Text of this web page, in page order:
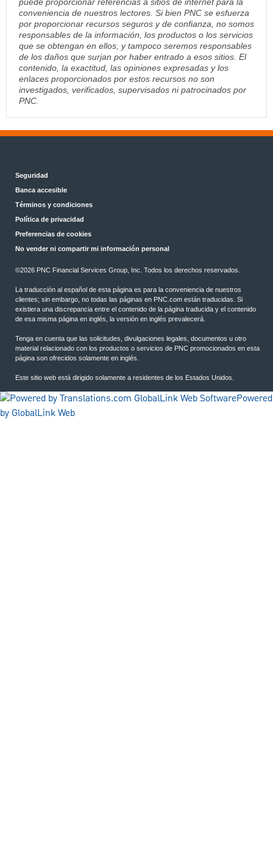
puede proporcionar referencias a sitios de internet para la
conveniencia de nuestros lectores. Si bien PNC se esfuerza
por proporcionar recursos seguros y de confianza, no somos
responsables de la información, los productos o los servicios
que se obtengan en ellos, y tampoco seremos responsables
de los daños que surjan por haber entrado a esos sitios. El
contenido, la exactitud, las opiniones expresadas y los
enlaces proporcionados por estos recursos no son
investigados, verificados, supervisados ni patrocinados por
PNC.
Seguridad
Banca accesible
Términos y condiciones
Política de privacidad
Preferencias de cookies
No vender ni compartir mi información personal
©2026 PNC Financial Services Group, Inc. Todos los derechos reservados.
La traducción al español de esta página es para la conveniencia de nuestros
clientes; sin embargo, no todas las páginas en PNC.com están traducidas. Si
existiera una discrepancia entre el contenido de la página traducida y el contenido
de esa misma página en inglés, la versión en inglés prevalecerá.
Tenga en cuenta que las solicitudes, divulgaciones legales, documentos u otro
material relacionado con los productos o servicios de PNC promocionados en esta
página son ofrecidos solamente en inglés.
Este sitio web está dirigido solamente a residentes de los Estados Unidos.
Powered
by GlobalLink Web